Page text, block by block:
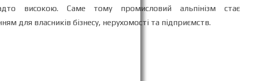
високою. Саме тому промисловий альпінізм стає
для власників бізнесу, нерухомості та підприємств.